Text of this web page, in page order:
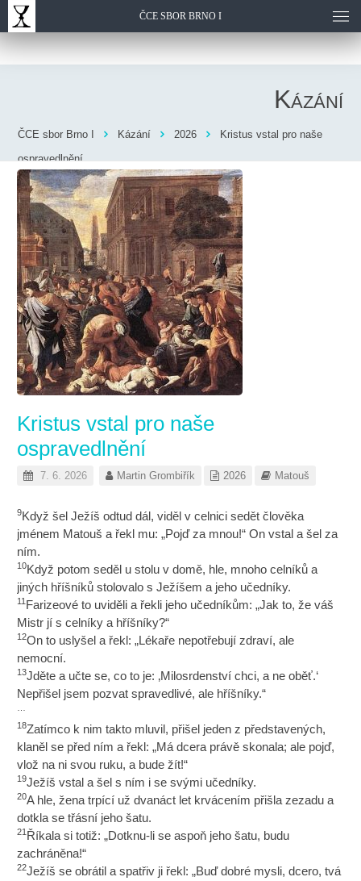
ČCE SBOR BRNO I
Kázání
ČCE sbor Brno I Kázání 2026
Kristus vstal pro naše
ospravedlnění
Kristus vstal pro naše
ospravedlnění
7. 6. 2026 Martin Grombiřík 2026 Matouš
9Když šel Ježíš odtud dál, viděl v celnici sedět člověka
jménem Matouš a řekl mu: „Pojď za mnou!“ On vstal a šel za
ním.
10Když potom seděl u stolu v domě, hle, mnoho celníků a
jiných hříšníků stolovalo s Ježíšem a jeho učedníky.
11 Farizeové to uviděli a řekli jeho učedníkům: „Jak to, že váš
Mistr jí s celníky a hříšníky?“
12On to uslyšel a řekl: „Lékaře nepotřebují zdraví, ale
nemocní.
13Jděte a učte se, co to je: ‚Milosrdenství chci, a ne oběť.‘
Nepřišel jsem pozvat spravedlivé, ale hříšníky.“
18Zatímco k nim takto mluvil, přišel jeden z představených,
klaněl se před ním a řekl: „Má dcera právě skonala; ale pojď,
vlož na ni svou ruku, a bude žít!“
19Ježíš vstal a šel s ním i se svými učedníky.
20A hle, žena trpící už dvanáct let krvácením přišla zezadu a
dotkla se třásní jeho šatu.
21 Říkala si totiž: „Dotknu-li se aspoň jeho šatu, budu
zachráněna!“
22Ježíš se obrátil a spatřiv ji řekl: „Buď dobré mysli, dcero, tvá